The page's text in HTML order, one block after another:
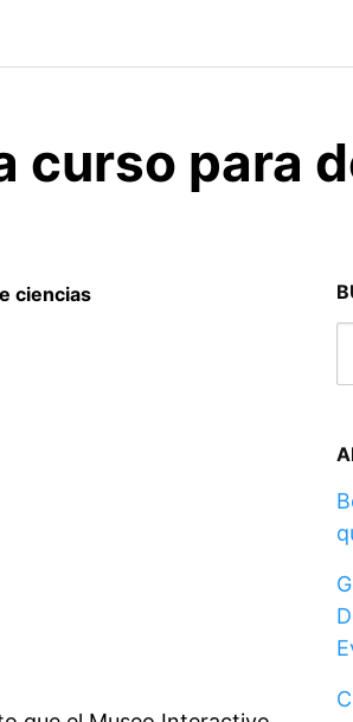
curso para
ciencias